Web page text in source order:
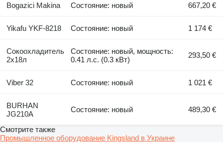
Bogazici Makina Состояние: новый 667,20 €
Yikafu YKF-8218 Состояние: новый 1 174 €
Сокоохладитель
2х18л
Состояние: новый, мощность:
0.41 л.с. (0.3 кВт)
293,50 €
Viber 32 Состояние: новый 1 021 €
BURHAN
JG210A
Состояние: новый 489,30 €
Смотрите также
Промышленное оборудование Kingsland в Украине